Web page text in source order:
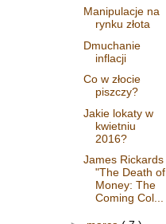
Manipulacje na
rynku złota
Dmuchanie
inflacji
Co w złocie
piszczy?
Jakie lokaty w
kwietniu
2016?
James Rickards
"The Death of
Money: The
Coming Col...